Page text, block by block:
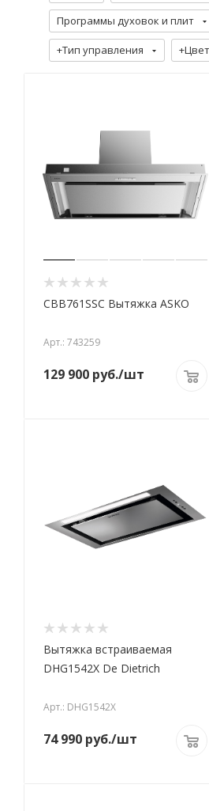
Программы духовок и плит
+Тип управления
CBB761SSC Вытяжка ASKO
Арт.: 743259
129 900 руб./шт
Вытяжка встраиваемая
DHG1542X De Dietrich
Арт.: DHG1542X
74 990 руб./шт